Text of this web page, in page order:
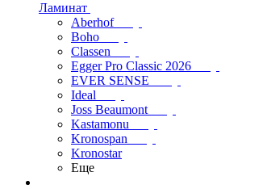
Ламинат
Aberhof
Boho
Classen
Egger Pro Classic 2026
EVER SENSE
Ideal
Joss Beaumont
Kastamonu
Kronospan
Kronostar
Еще